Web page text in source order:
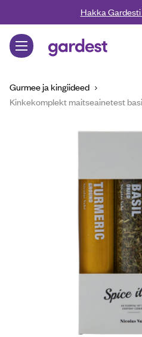
Liigu edasi põhisisu juurde
Hakka
Gardest
Gurmee ja kingiideed
Kinkekomplekt maitseainetest